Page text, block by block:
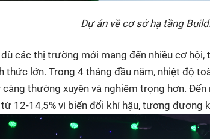
Dự án về cơ sở hạ tầng
các thị trường mới mang đến nhiều cơ hội,
thức lớn. Trong 4 tháng đầu năm, nhiệt độ
càng thường xuyên và nghiêm trọng hơn.
12-14,5% vì biến đổi khí hậu, tương đương